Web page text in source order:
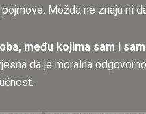
Možda ne znaju ni
među kojima sam i
da je moralna